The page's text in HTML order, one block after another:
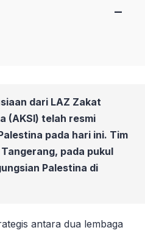
−
dari LAZ Zakat
(AKSI) telah resmi
pada hari ini. Tim
pada pukul
Palestina di
antara dua lembaga